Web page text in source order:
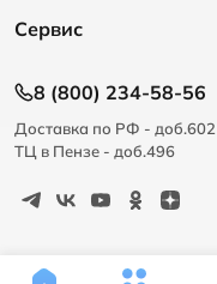
Сервис
8 (800) 234-58-56
Доставка по РФ - доб.602
ТЦ в Пензе - доб.496